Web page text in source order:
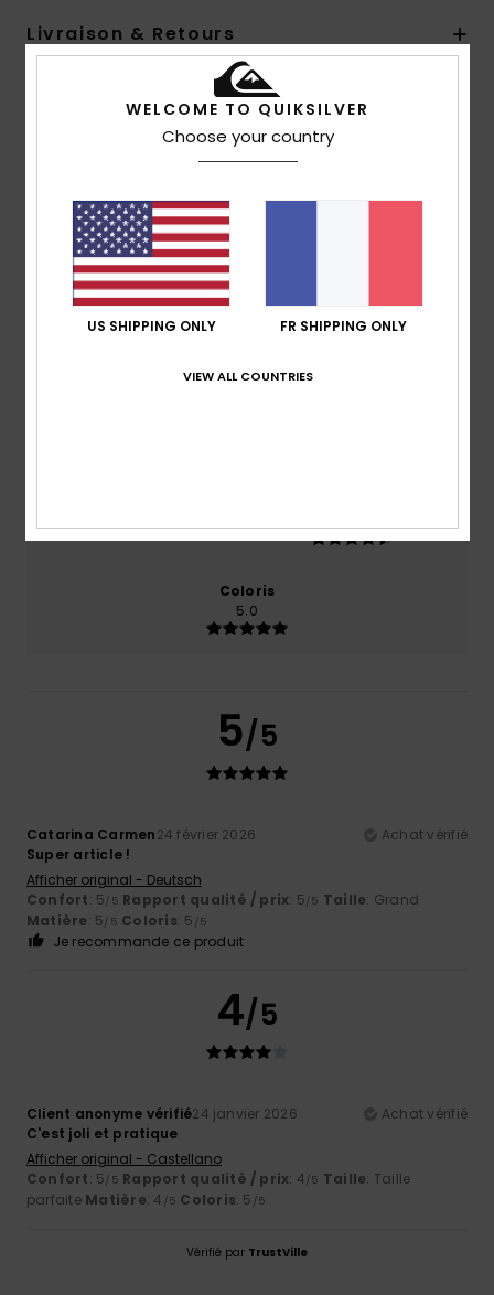
Livraison & Retours
Avis clients
Note moyenne
4.5
basé sur2 avis vérifiés
depuis janvier 2026
Trop petit Trop grand
Coloris
5.0
5/5
Catarina Carmen24 février 2026
Achat vérifié
Super article !
Afficher original - Deutsch
Confort: 5/5 Rapport qualité / prix: 5/5 Taille: Grand
Matière: 5/5 Coloris: 5 /5
Je recommande ce produit
4/5
Client anonyme vérifié24 janvier 2026
Achat vérifié
C'est joli et pratique
Afficher original - Castellano
Confort: 5/5 Rapport qualité / prix: 4/5 Taille: Taille
parfaite Matière: 4 /5 Coloris: 5 /5
Vérifié par TrustVille
WELCOME TO QUIKSILVER
Choose your country
US SHIPPING ONLY FR SHIPPING ONLY
VIEW ALL COUNTRIES